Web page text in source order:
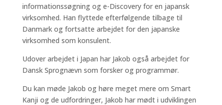
informationssøgning og e-Discovery for en japansk
virksomhed. Han flyttede efterfølgende tilbage til
Danmark og fortsatte arbejdet for den japanske
virksomhed som konsulent.
Udover arbejdet i Japan har Jakob også arbejdet for
Dansk Sprognævn som forsker og programmør.
Du kan møde Jakob og høre meget mere om Smart
Kanji og de udfordringer, Jakob har mødt i udviklingen